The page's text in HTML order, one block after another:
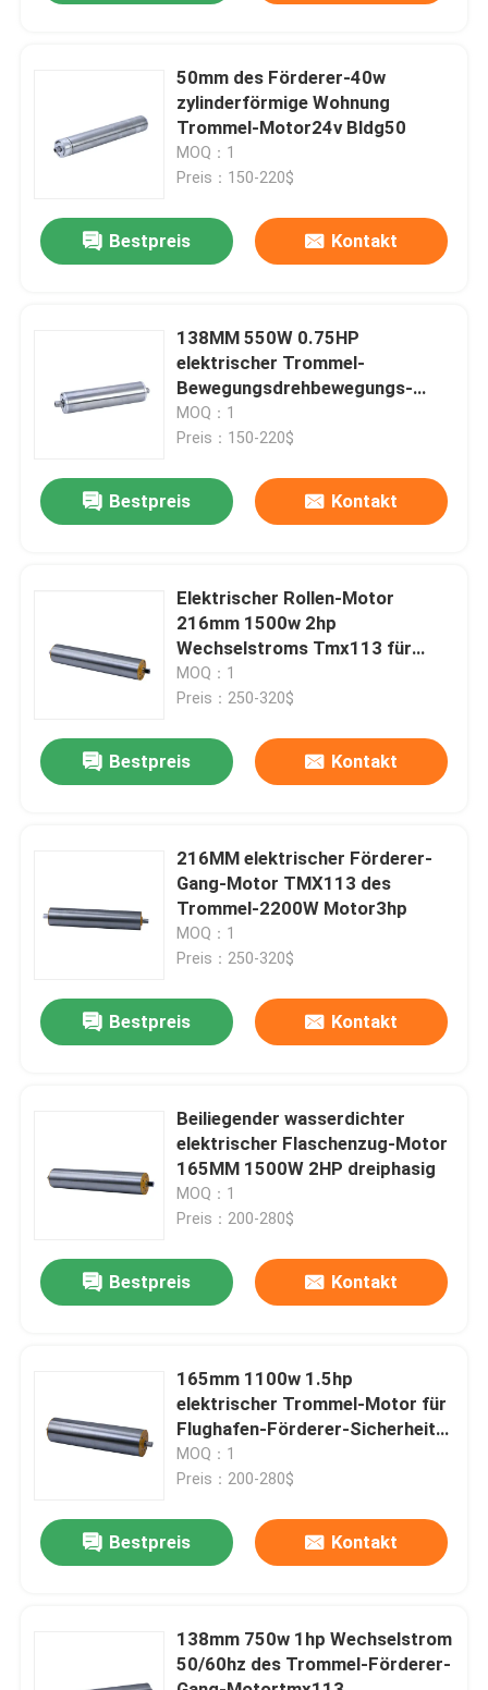
Videos
Über uns
Qualitätskontrolle
Neuigkeiten
DC-Gangmotor
50mm des Förderer-40w
zylinderförmige Wohnung
Trommel-Motor24v Bldg50
MOQ：1
Preis：150-220$
Bestpreis Kontakt
138MM 550W 0.75HP
elektrischer Trommel-
Bewegungsdrehbewegungs-
Anwendung
MOQ：1
Preis：150-220$
Bestpreis Kontakt
Elektrischer Rollen-Motor
216mm 1500w 2hp
Wechselstroms Tmx113 für
Flughafen-Förderer
MOQ：1
Preis：250-320$
Bestpreis Kontakt
216MM elektrischer Förderer-
Gang-Motor TMX113 des
Trommel-2200W Motor3hp
MOQ：1
Preis：250-320$
Bestpreis Kontakt
Beiliegender wasserdichter
elektrischer Flaschenzug-Motor
165MM 1500W 2HP dreiphasig
MOQ：1
Preis：200-280$
Bestpreis Kontakt
165mm 1100w 1.5hp
elektrischer Trommel-Motor für
Flughafen-Förderer-Sicherheits-
Maschine
MOQ：1
Preis：200-280$
Bestpreis Kontakt
138mm 750w 1hp Wechselstrom
50/60hz des Trommel-Förderer-